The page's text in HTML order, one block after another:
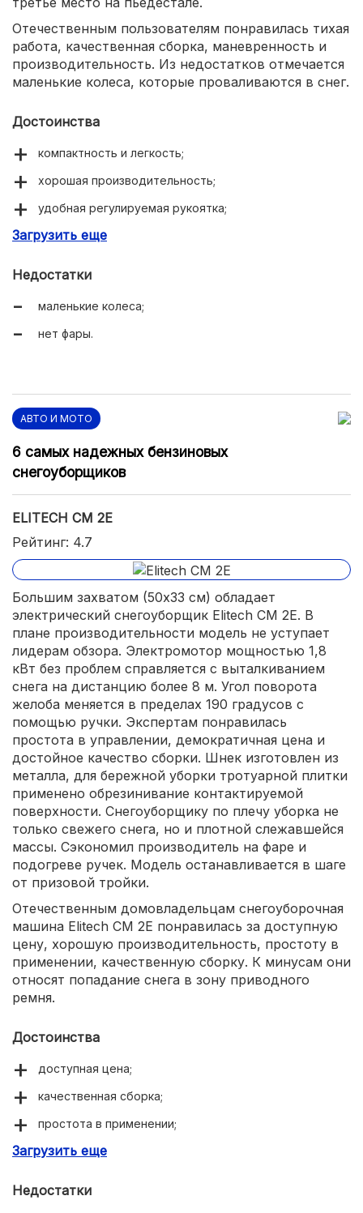
Отечественным пользователям понравилась тихая
работа, качественная сборка, маневренность и
производительность. Из недостатков отмечается
маленькие колеса, которые проваливаются в снег.
Достоинства
компактность и легкость;
хорошая производительность;
удобная регулируемая рукоятка;
качественная сборка.
Загрузить еще
Недостатки
маленькие колеса;
нет фары.
АВТО И МОТО
6 самых надежных бензиновых
снегоуборщиков
ELITECH СМ 2Е
Рейтинг: 4.7
Большим захватом (50х33 см) обладает
электрический снегоуборщик Elitech СМ 2Е. В
плане производительности модель не уступает
лидерам обзора. Электромотор мощностью 1,8
кВт без проблем справляется с выталкиванием
снега на дистанцию более 8 м. Угол поворота
желоба меняется в пределах 190 градусов с
помощью ручки. Экспертам понравилась
простота в управлении, демократичная цена и
достойное качество сборки. Шнек изготовлен из
металла, для бережной уборки тротуарной плитки
применено обрезинивание контактируемой
поверхности. Снегоуборщику по плечу уборка не
только свежего снега, но и плотной слежавшейся
массы. Сэкономил производитель на фаре и
подогреве ручек. Модель останавливается в шаге
от призовой тройки.
Отечественным домовладельцам снегоуборочная
машина Elitech СМ 2Е понравилась за доступную
цену, хорошую производительность, простоту в
применении, качественную сборку. К минусам они
относят попадание снега в зону приводного
ремня.
Достоинства
доступная цена;
качественная сборка;
простота в применении;
хорошая производительность.
Загрузить еще
Недостатки